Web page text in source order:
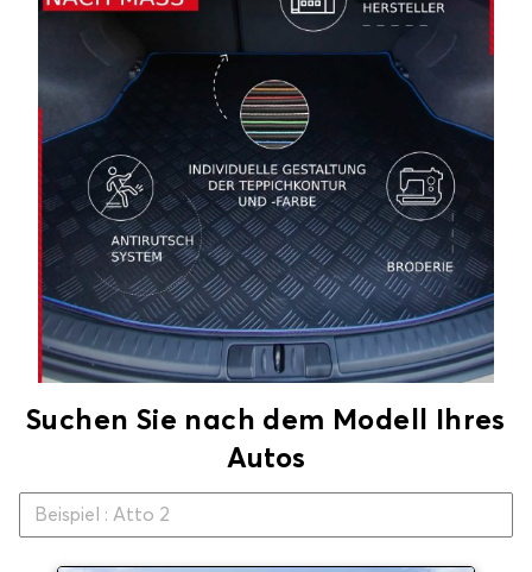
Suchen Sie nach dem Modell Ihres
Autos